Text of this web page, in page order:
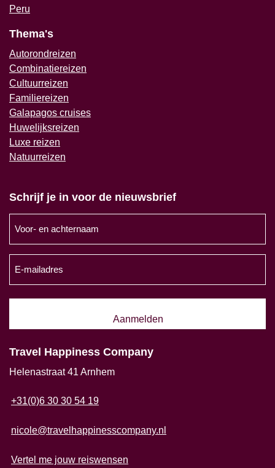
Peru
Thema's
Autorondreizen
Combinatiereizen
Cultuurreizen
Familiereizen
Galapagos cruises
Huwelijksreizen
Luxe reizen
Natuurreizen
Schrijf je in voor de nieuwsbrief
en
(Vereist)
mailadres
Travel Happiness Company
Helenastraat 41 Arnhem
+31(0)6 30 30 54 19
nicole@travelhappinesscompany.nl
Vertel me jouw reiswensen